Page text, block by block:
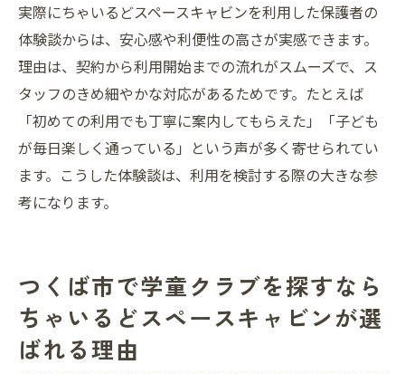
実際にちゃいるどスペースキャビンを利用した保護者の
体験談からは、安心感や利便性の高さが実感できます。
理由は、契約から利用開始までの流れがスムーズで、ス
タッフのきめ細やかな対応があるためです。たとえば
「初めての利用でも丁寧に案内してもらえた」「子ども
が毎日楽しく通っている」という声が多く寄せられてい
ます。こうした体験談は、利用を検討する際の大きな参
考になります。
つくば市で学童クラブを探すなら
ちゃいるどスペースキャビンが選
ばれる理由